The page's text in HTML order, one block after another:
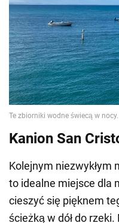
Kanion San
Kolejnym niezwykłym
to idealne miejsce dla
cieszyć się pięknem
ścieżką w dół do